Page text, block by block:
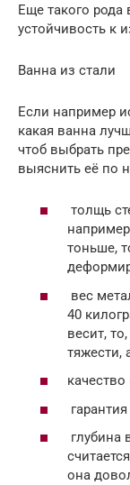
Еще такого рода
устойчивость к
Ванна из стали
Если например
какая ванна
чтоб выбрать
выяснить её по
толщь
тоньше,
вес
40
весит,
тяжести,
глубина
она